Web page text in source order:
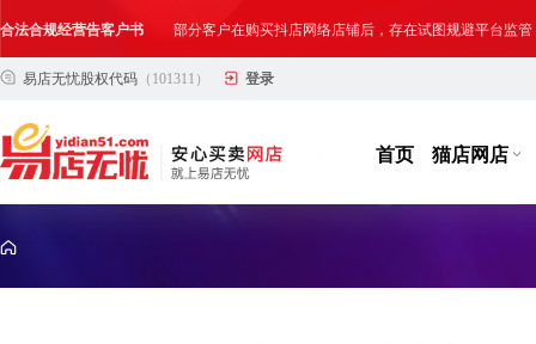
合法合规经营告客户书 部分客户在购买抖店网络店铺后，存在试图规避平台监
网络店铺合法经营告诫书 为确保网络店铺的合法、规范转让与经营,我司温馨提示
易店无忧股权代码 （101311） 登录
首页 猫店网店